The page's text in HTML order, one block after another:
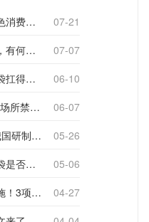
国务院批复！推广绿色消费，引导使用环保可降解包装材料
07-21
工业堆肥和家庭堆肥，有何不同？
07-07
雨季来了，你的快递袋扛得住吗？
06-10
上海垃圾分类3.0！多场所禁止使用一次性塑料袋；推动快递包装绿色转型
06-07
厚度仅0.006毫米！我国研制出超薄型全生物降解渗水地膜
05-26
印刷对生物降解塑料袋是否构成影响？
05-06
2026年10月1日起实施！3项生物降解能力检测新国标
04-27